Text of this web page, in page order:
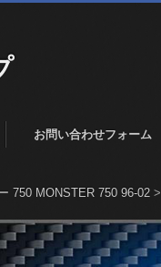
お問い合わせフォーム
750 MONSTER 750 96-02 >